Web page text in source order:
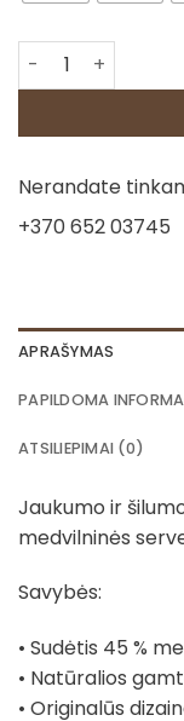
produkto kiekis:
Nerandate
+370 652 03745
APRAŠYMAS
PAPILDOMA
ATSILIEPIMAI (0)
Jaukumo ir
medvilninės
Savybės:
• Sudėtis 45 %
• Natūralios
• Originalūs